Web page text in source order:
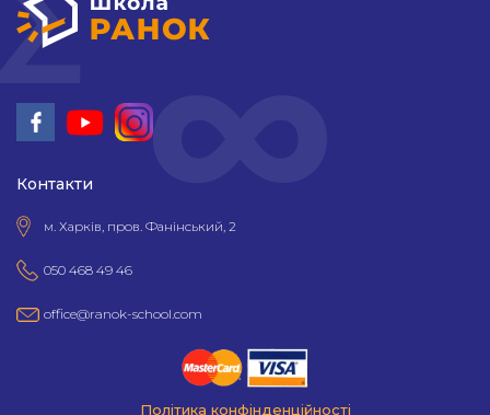
Контакти
м. Харків, пров. Фанінський, 2
050 468 49 46
office@ranok-school.com
Політика конфінденційності